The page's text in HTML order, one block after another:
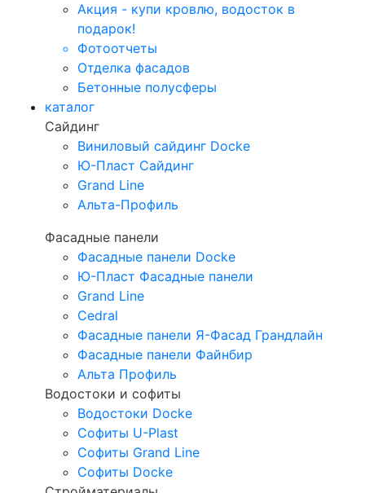
Акция - купи кровлю, водосток в
подарок!
Фотоотчеты
Отделка фасадов
Бетонные полусферы
каталог
Сайдинг
Виниловый сайдинг Docke
Ю-Пласт Сайдинг
Grand Line
Альта-Профиль
Фасадные панели
Фасадные панели Docke
Ю-Пласт Фасадные панели
Grand Line
Cedral
Фасадные панели Я-Фасад Грандлайн
Фасадные панели Файнбир
Альта Профиль
Водостоки и софиты
Водостоки Docke
Софиты U-Plast
Софиты Grand Line
Софиты Docke